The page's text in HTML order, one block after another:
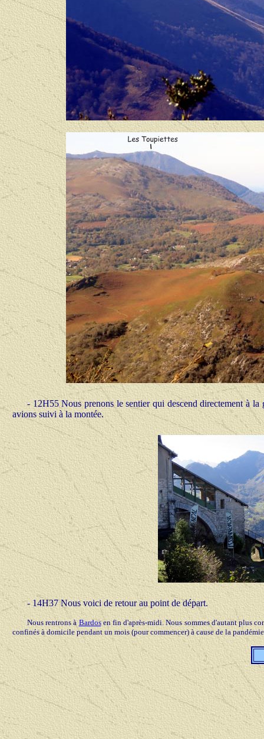
- 12H55 Nous prenons le sentier qui descend directement à
avions suivi à la montée.
- 14H37 Nous voici de retour au point de départ.
Nous rentrons à Bardosen fin d'après-midi. Nous sommes d'autant plus
confinés à domicile pendant un mois (pour commencer) à cause de la